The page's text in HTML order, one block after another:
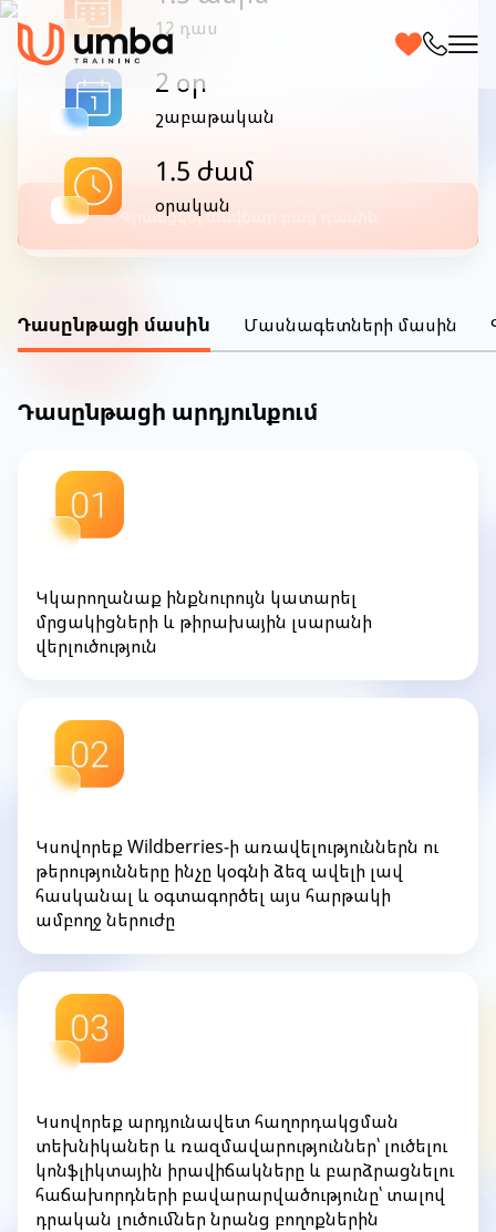
Wildberries դասընթաց 0-ից PRO
| ՕՆԼԱՅՆ
Սովորեք Ձեզ հարմար ժամերին և Ձեզ հարմար
Գրանցվել անվճար բաց դասին
12 դաս
2 օր
շաբաթական
1.5 ժամ
օրական
Դասընթացի մասին Մասնագետների մասին
Դասընթացի արդյունքում
Կկարողանաք ինքնուրույն կատարել
մրցակիցների և թիրախային լսարանի
վերլուծություն
Կսովորեք Wildberries-ի առավելություններն ու
թերությունները ինչը կօգնի ձեզ ավելի լավ
հասկանալ և օգտագործել այս հարթակի
ամբողջ ներուժը
Կսովորեք արդյունավետ հաղորդակցման
տեխնիկաներ և ռազմավարություններ՝ լուծելու
կոնֆլիկտային իրավիճակները և բարձրացնելու
հաճախորդների բավարարվածությունը՝ տալով
դրական լուծումներ նրանց բողոքներին